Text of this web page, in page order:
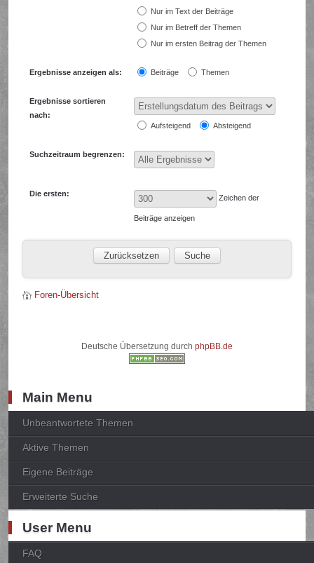
Nur im Text der Beiträge
Nur im Betreff der Themen
Nur im ersten Beitrag der Themen
Ergebnisse anzeigen als: Beiträge Themen
Ergebnisse sortieren
nach:
Aufsteigend
Absteigend
Suchzeitraum begrenzen:
Die ersten:
Zeichen der
Beiträge anzeigen
Foren-Übersicht
Deutsche Übersetzung durch phpBB.de
Main Menu
Unbeantwortete Themen
Aktive Themen
Eigene Beiträge
Erweiterte Suche
User Menu
FAQ